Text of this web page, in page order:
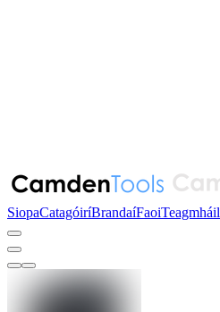
SiopaCatagóiríBrandaíFaoiTeagmháil